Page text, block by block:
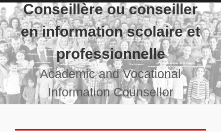
Conseillère ou conseiller
en information scolaire et
professionnelle
Academic and Vocational
Information Counsellor